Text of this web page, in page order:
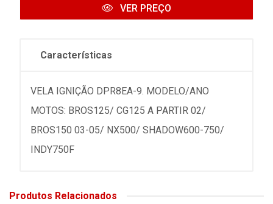
VER PREÇO
Características
VELA IGNIÇÃO DPR8EA-9. MODELO/ANO
MOTOS: BROS125/ CG125 A PARTIR 02/
BROS150 03-05/ NX500/ SHADOW600-750/
INDY750F
Produtos Relacionados